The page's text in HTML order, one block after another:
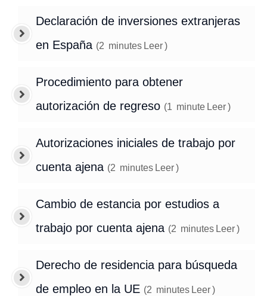
Declaración de inversiones extranjeras
en España (2 minutes Leer)
Procedimiento para obtener
autorización de regreso (1 minute Leer)
Autorizaciones iniciales de trabajo por
cuenta ajena (2 minutes Leer)
Cambio de estancia por estudios a
trabajo por cuenta ajena (2 minutes Leer)
Derecho de residencia para búsqueda
de empleo en la UE (2 minutes Leer)